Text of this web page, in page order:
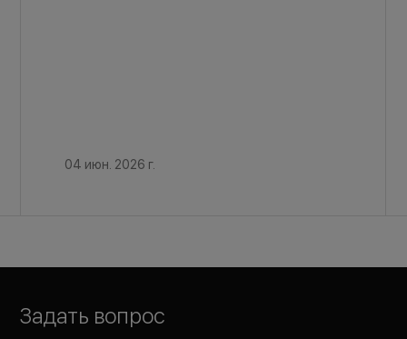
04 июн. 2026 г.
Задать вопрос